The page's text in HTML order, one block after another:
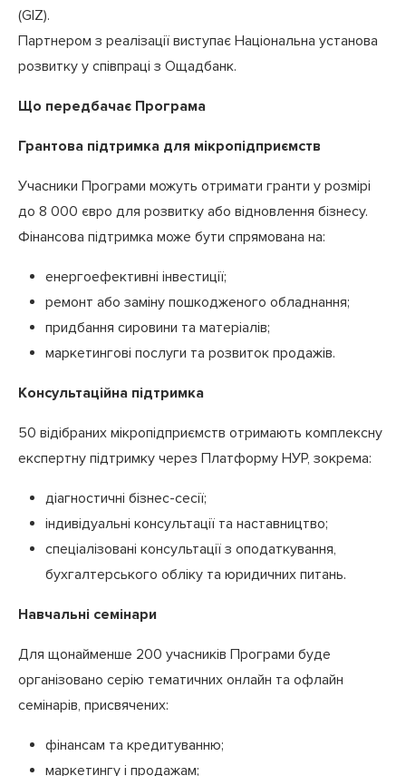
(GIZ).
Партнером з реалізації виступає Національна установа
розвитку у співпраці з Ощадбанк.
Що передбачає Програма
Грантова підтримка для мікропідприємств
Учасники Програми можуть отримати гранти у розмірі
до 8 000 євро для розвитку або відновлення бізнесу.
Фінансова підтримка може бути спрямована на:
енергоефективні інвестиції;
ремонт або заміну пошкодженого обладнання;
придбання сировини та матеріалів;
маркетингові послуги та розвиток продажів.
Консультаційна підтримка
50 відібраних мікропідприємств отримають комплексну
експертну підтримку через Платформу НУР, зокрема:
діагностичні бізнес-сесії;
індивідуальні консультації та наставництво;
спеціалізовані консультації з оподаткування,
бухгалтерського обліку та юридичних питань.
Навчальні семінари
Для щонайменше 200 учасників Програми буде
організовано серію тематичних онлайн та офлайн
семінарів, присвячених:
фінансам та кредитуванню;
маркетингу і продажам;